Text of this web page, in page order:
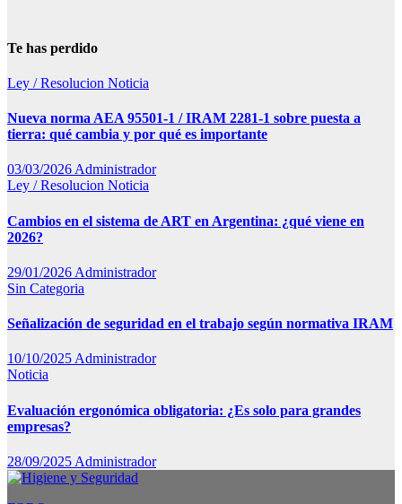
Te has perdido
Ley / Resolucion Noticia
Nueva norma AEA 95501-1 / IRAM 2281-1 sobre puesta a
tierra: qué cambia y por qué es importante
03/03/2026 Administrador
Ley / Resolucion Noticia
Cambios en el sistema de ART en Argentina: ¿qué viene en
2026?
29/01/2026 Administrador
Sin Categoria
Señalización de seguridad en el trabajo según normativa IRAM
10/10/2025 Administrador
Noticia
Evaluación ergonómica obligatoria: ¿Es solo para grandes
empresas?
28/09/2025 Administrador